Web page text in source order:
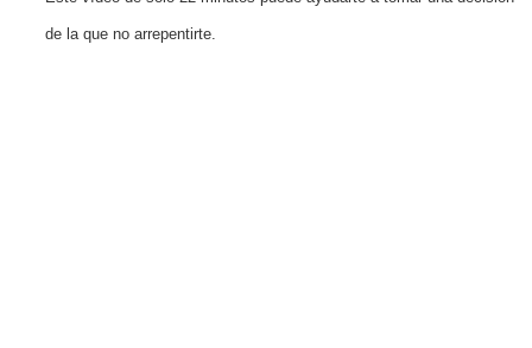
de la que no arrepentirte.